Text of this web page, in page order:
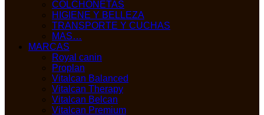
COLCHONETAS
HIGIENE Y BELLEZA
TRANSPORTE Y CUCHAS
MAS…
MARCAS
Royal canin
Proplan
Vitalcan Balanced
Vitalcan Therapy
Vitalcan Belcan
Vitalcan Premium